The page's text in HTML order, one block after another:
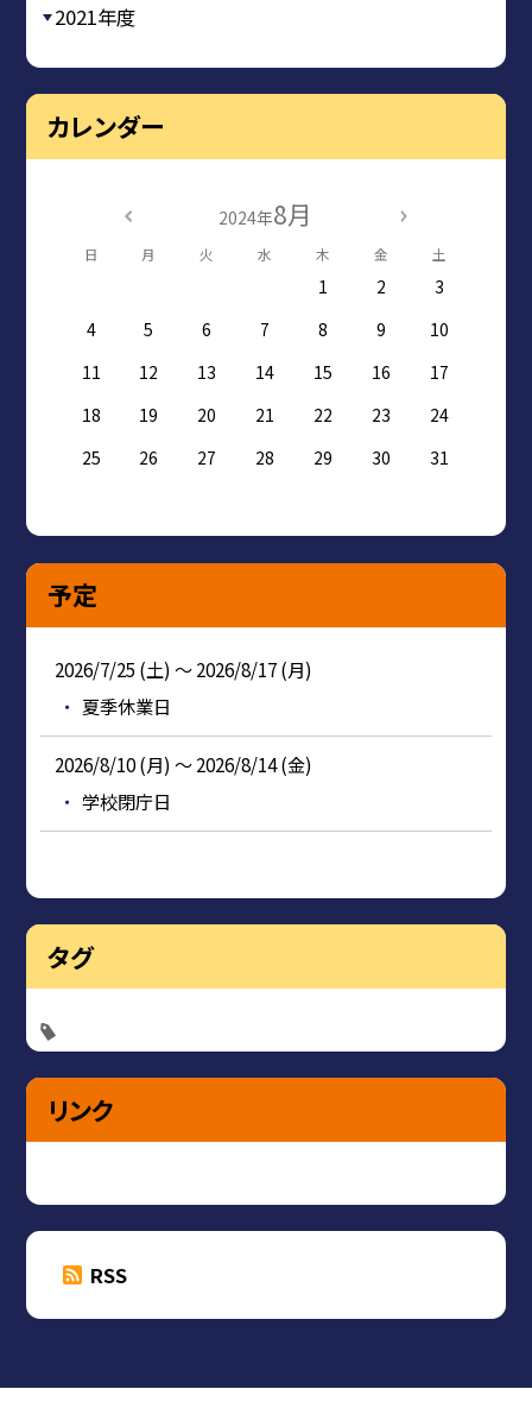
2021年度
カレンダー
2024年8月
日 月 火 水 木 金 土
1 2
3
4
5 6 7 8 9
10
11
12 13 14 15 16
17
18
19 20 21 22 23
24
25
26 27 28 29 30 31
予定
2026/7/25 (土) ～ 2026/8/17 (月)
夏季休業日
2026/8/10 (月) ～ 2026/8/14 (金)
学校閉庁日
タグ
リンク
RSS